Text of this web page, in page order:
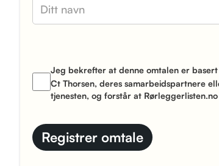
Jeg bekrefter at denne omtalen er
Ct Thorsen, deres samarbeidspartnere
tjenesten, og forstår at